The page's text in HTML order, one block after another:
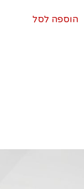
הוספה לסל